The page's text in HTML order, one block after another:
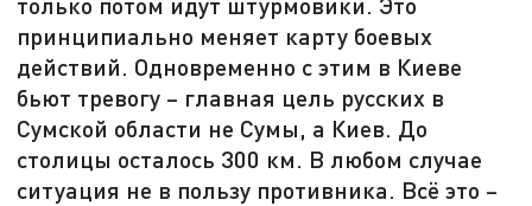
принципиально меняет карту боевых
действий. Одновременно с этим в Киеве
бьют тревогу – главная цель русских в
Сумской области не Сумы, а Киев. До
столицы осталось 300 км. В любом случае
ситуация не в пользу противника. Всё это –